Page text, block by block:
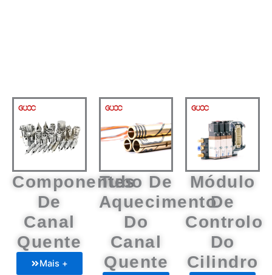
Componentes
De
Canal
Quente
Mais +
Tubo De
Aquecimento
Do
Canal
Quente
Módulo
De
Controlo
Do
Cilindro